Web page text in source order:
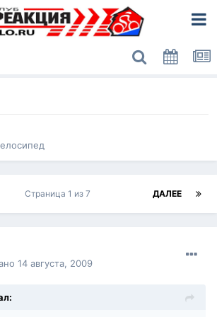
ДАЛЕЕ
Страница 1 из 7
14 августа, 2009